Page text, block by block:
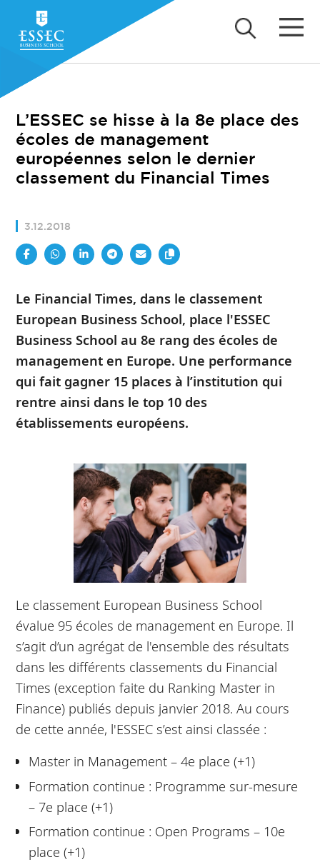
L’ESSEC se hisse à la 8e place des
écoles de management
européennes selon le dernier
classement du Financial Times
3.12.2018
Le Financial Times, dans le classement
European Business School, place l'ESSEC
Business School au 8e rang des écoles de
management en Europe. Une performance
qui fait gagner 15 places à l’institution qui
rentre ainsi dans le top 10 des
établissements européens.
Le classement European Business School
évalue 95 écoles de management en Europe. Il
s’agit d’un agrégat de l'ensemble des résultats
dans les différents classements du Financial
Times (exception faite du Ranking Master in
Finance) publiés depuis janvier 2018. Au cours
de cette année, l'ESSEC s’est ainsi classée :
Master in Management – 4e place (+1)
Formation continue : Programme sur-mesure
– 7e place (+1)
Formation continue : Open Programs – 10e
place (+1)